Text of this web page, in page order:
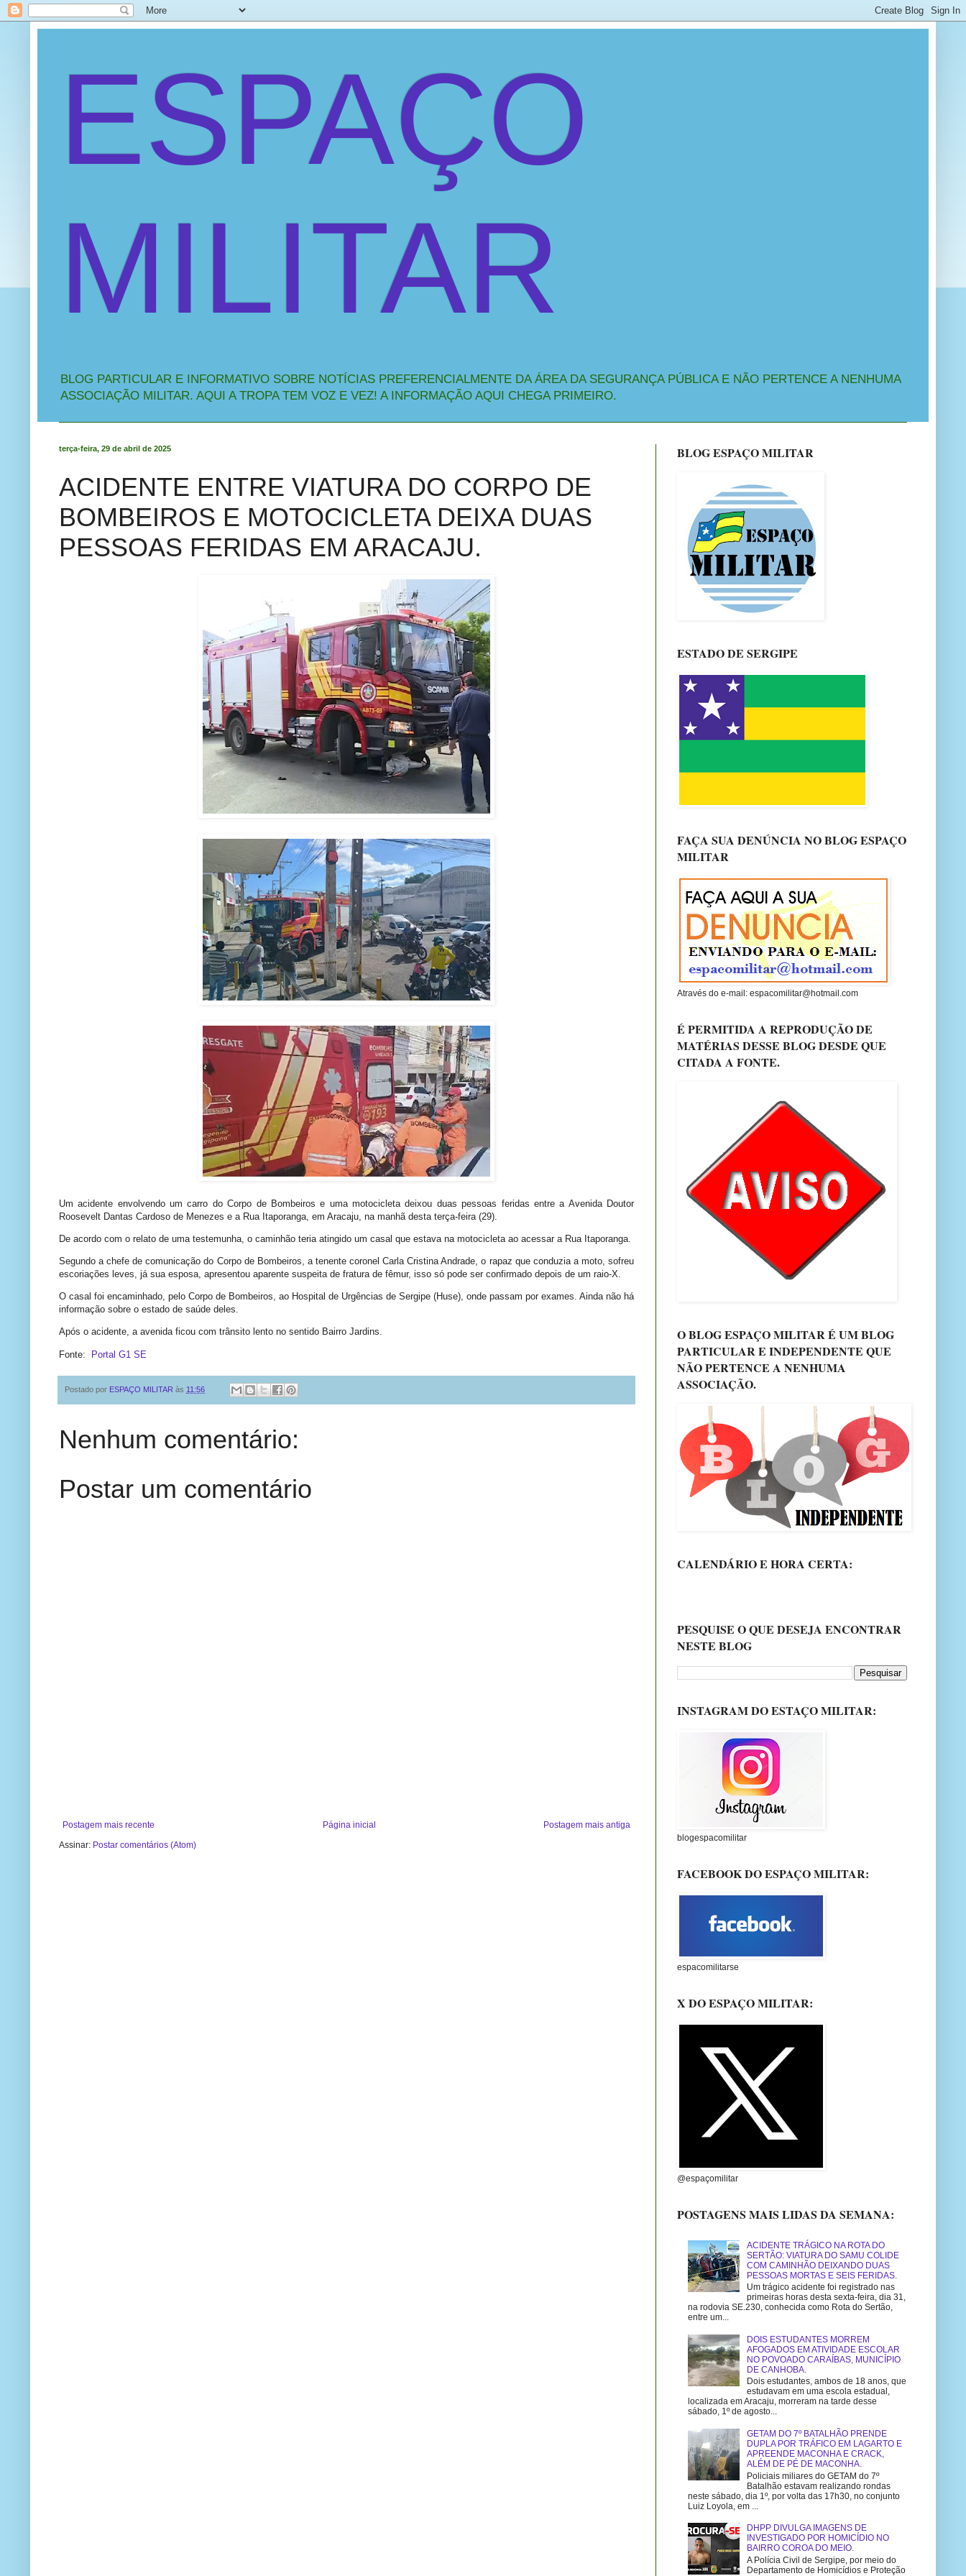
ESPAÇO
MILITAR
BLOG PARTICULAR E INFORMATIVO SOBRE NOTÍCIAS PREFERENCIALMENTE DA ÁREA DA SEGURANÇA PÚBLICA E NÃO PERTENCE A NENHUMA
ASSOCIAÇÃO MILITAR. AQUI A TROPA TEM VOZ E VEZ! A INFORMAÇÃO AQUI CHEGA PRIMEIRO.
terça-feira, 29 de abril de 2025
ACIDENTE ENTRE VIATURA DO CORPO DE
BOMBEIROS E MOTOCICLETA DEIXA DUAS
PESSOAS FERIDAS EM ARACAJU.
Um acidente envolvendo um carro do Corpo de Bombeiros e uma motocicleta deixou duas pessoas feridas entre a Avenida Doutor
Roosevelt Dantas Cardoso de Menezes e a Rua Itaporanga, em Aracaju, na manhã desta terça-feira (29).
De acordo com o relato de uma testemunha, o caminhão teria atingido um casal que estava na motocicleta ao acessar a Rua Itaporanga.
Segundo a chefe de comunicação do Corpo de Bombeiros, a tenente coronel Carla Cristina Andrade, o rapaz que conduzia a moto, sofreu
escoriações leves, já sua esposa, apresentou aparente suspeita de fratura de fêmur, isso só pode ser confirmado depois de um raio-X.
O casal foi encaminhado, pelo Corpo de Bombeiros, ao Hospital de Urgências de Sergipe (Huse), onde passam por exames. Ainda não há
informação sobre o estado de saúde deles.
Após o acidente, a avenida ficou com trânsito lento no sentido Bairro Jardins.
Fonte: Portal G1 SE
Postado por ESPAÇO MILITAR às 11:56
Nenhum comentário:
Postar um comentário
Postagem mais recente Postagem mais antiga
Página inicial
Assinar: Postar comentários (Atom)
BLOG ESPAÇO MILITAR
ESTADO DE SERGIPE
FAÇA SUA DENÚNCIA NO BLOG ESPAÇO
MILITAR
Através do e-mail: espacomilitar@hotmail.com
É PERMITIDA A REPRODUÇÃO DE
MATÉRIAS DESSE BLOG DESDE QUE
CITADA A FONTE.
O BLOG ESPAÇO MILITAR É UM BLOG
PARTICULAR E INDEPENDENTE QUE
NÃO PERTENCE A NENHUMA
ASSOCIAÇÃO.
CALENDÁRIO E HORA CERTA:
PESQUISE O QUE DESEJA ENCONTRAR
NESTE BLOG
INSTAGRAM DO ESTAÇO MILITAR:
blogespacomilitar
FACEBOOK DO ESPAÇO MILITAR:
espacomilitarse
X DO ESPAÇO MILITAR:
@espaçomilitar
POSTAGENS MAIS LIDAS DA SEMANA:
ACIDENTE TRÁGICO NA ROTA DO
SERTÃO: VIATURA DO SAMU COLIDE
COM CAMINHÃO DEIXANDO DUAS
PESSOAS MORTAS E SEIS FERIDAS.
Um trágico acidente foi registrado nas
primeiras horas desta sexta-feira, dia 31,
na rodovia SE.230, conhecida como Rota do Sertão,
entre um...
DOIS ESTUDANTES MORREM
AFOGADOS EM ATIVIDADE ESCOLAR
NO POVOADO CARAÍBAS, MUNICÍPIO
DE CANHOBA.
Dois estudantes, ambos de 18 anos, que
estudavam em uma escola estadual,
localizada em Aracaju, morreram na tarde desse
sábado, 1º de agosto...
GETAM DO 7º BATALHÃO PRENDE
DUPLA POR TRÁFICO EM LAGARTO E
APREENDE MACONHA E CRACK,
ALÉM DE PÉ DE MACONHA.
Policiais miliares do GETAM do 7º
Batalhão estavam realizando rondas
neste sábado, dia 1º, por volta das 17h30, no conjunto
Luiz Loyola, em ...
DHPP DIVULGA IMAGENS DE
INVESTIGADO POR HOMICÍDIO NO
BAIRRO COROA DO MEIO.
A Polícia Civil de Sergipe, por meio do
Departamento de Homicídios e Proteção